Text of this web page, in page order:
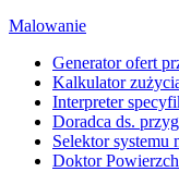
Malowanie
Generator ofert
Kalkulator
Interpreter
Doradca ds.
Selektor systemu
Doktor